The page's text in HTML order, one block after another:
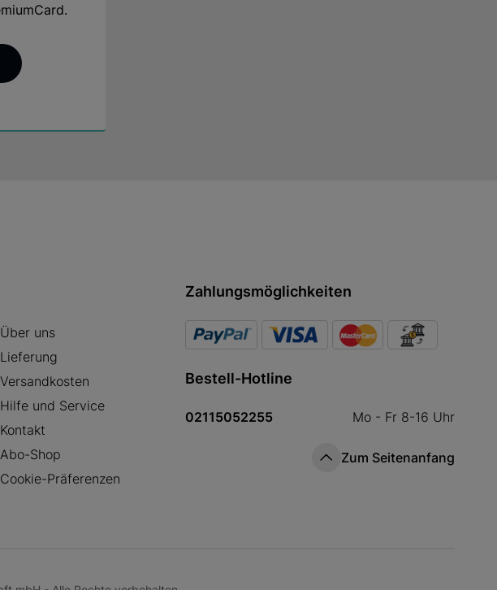
Über uns
Lieferung
Versandkosten
Hilfe und Service
Kontakt
Abo-Shop
Cookie-Präferenzen
Zahlungsmöglichkeiten
Bestell-Hotline
02115052255 Mo - Fr 8-16 Uhr
Zum Seitenanfang